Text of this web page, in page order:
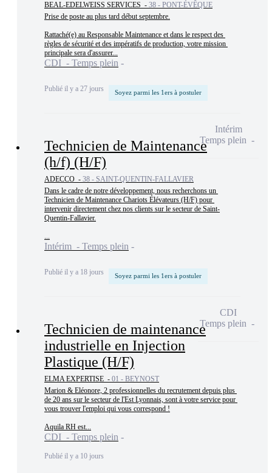
BEAL-EDELWEISS SERVICES - 38 - PONT-ÉVÊQUE
Prise de poste au plus tard début septembre.
Rattaché(e) au Responsable Maintenance et dans le respect des
règles de sécurité et des impératifs de production, votre mission
principale sera d'assurer...
CDI - Temps plein
Publié il y a 27 jours Soyez parmi les 1ers à postuler
Technicien de Maintenance
(h/f) (H/F)
ADECCO - 38 - SAINT-QUENTIN-FALLAVIER
Dans le cadre de notre développement, nous recherchons un
Technicien de Maintenance Chariots Élévateurs (H/F) pour
intervenir directement chez nos clients sur le secteur de Saint-
Quentin-Fallavier.
...
Intérim - Temps plein
Publié il y a 18 jours Soyez parmi les 1ers à postuler
Intérim
Temps plein
Technicien de maintenance
industrielle en Injection
Plastique (H/F)
ELMA EXPERTISE - 01 - BEYNOST
Marion & Eléonore, 2 professionnelles du recrutement depuis plus
de 20 ans sur le secteur de l'Est Lyonnais, sont à votre service pour
vous trouver l'emploi qui vous correspond !
Aquila RH est...
CDI - Temps plein
Publié il y a 10 jours
CDI
Temps plein